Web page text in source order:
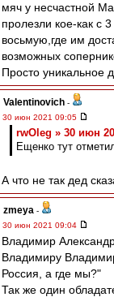
мяч у несчастной
пролезли кое-как с
восьмую,где им
возможных
Просто уникальное
Valentinovich -
30 июн 2021 09:05
rwOleg » 30 июн
Ещенко тут
А что не так дед
zmeya -
30 июн 2021 09:04
Владимир
Владимиру
Россия, а где мы?"
Так же один